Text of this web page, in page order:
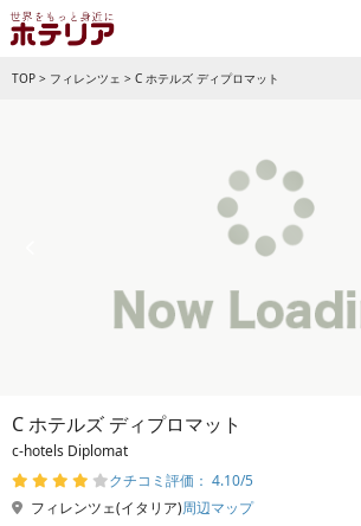
TOP > フィレンツェ > C ホテルズ ディプロマット
C ホテルズ ディプロマット
c-hotels Diplomat
クチコミ評価： 4.10/5
フィレンツェ(イタリア)周辺マップ